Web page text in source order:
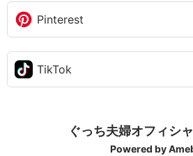
Pinterest
TikTok
ぐっち夫婦オフィシ
Powered by